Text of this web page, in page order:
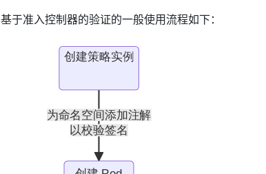
基于准入控制器的验证的一般使用流程如下：